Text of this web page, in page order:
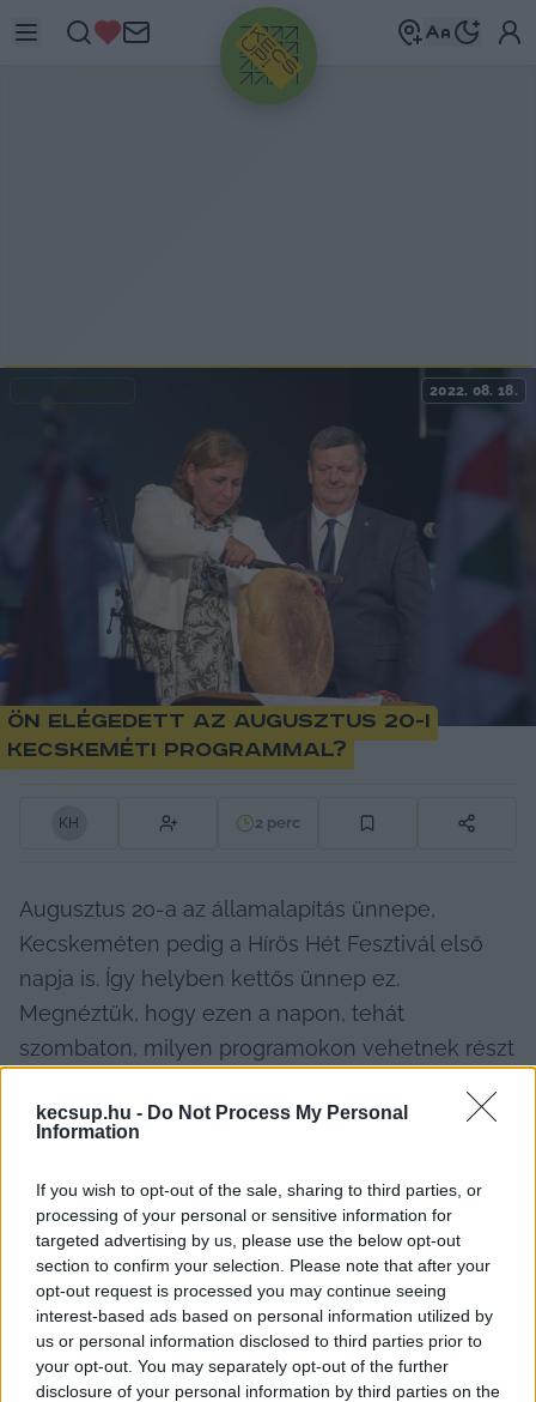
kecsup.hu - Do Not Process My Personal
Information
If you wish to opt-out of the sale, sharing to third parties, or
processing of your personal or sensitive information for
targeted advertising by us, please use the below opt-out
section to confirm your selection. Please note that after your
opt-out request is processed you may continue seeing
interest-based ads based on personal information utilized by
us or personal information disclosed to third parties prior to
your opt-out. You may separately opt-out of the further
disclosure of your personal information by third parties on the
HIRDETÉS
2022. 08. 18.
Ön elégedett az augusztus 20-i
kecskeméti programmal?
KH 2 perc
Augusztus 20-a az államalapítás ünnepe,
Kecskeméten pedig a Hírös Hét Fesztivál első
napja is. Így helyben kettős ünnep ez.
Megnéztük, hogy ezen a napon, tehát
szombaton, milyen programokon vehetnek részt
városunkba.
16 órakor lesz az ünnepi megemlékezés. A
Szent István szobor előtti téren Sztachó-
Pekáry István alpolgármester mond ünnepi
beszédet. Majd megáldják az ünnepi
kenyeret, ekkor Jakab István (az
országgyűlés alelnöke, a MAGOSZ elnöke)